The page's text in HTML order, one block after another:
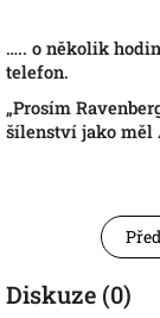
….. o několik
telefon.
„Prosím
šílenství jako měl
Diskuze (0)